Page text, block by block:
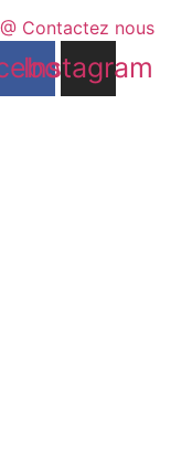
@ Contactez nous
Instagram